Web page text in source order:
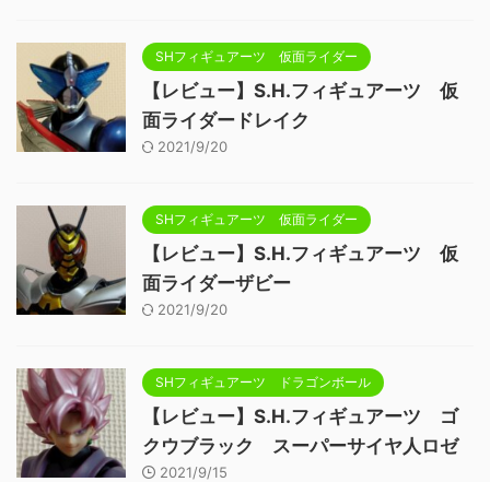
SHフィギュアーツ 仮面ライダー
【レビュー】S.H.フィギュアーツ 仮
面ライダードレイク
2021/9/20
SHフィギュアーツ 仮面ライダー
【レビュー】S.H.フィギュアーツ 仮
面ライダーザビー
2021/9/20
SHフィギュアーツ ドラゴンボール
【レビュー】S.H.フィギュアーツ ゴ
クウブラック スーパーサイヤ人ロゼ
2021/9/15